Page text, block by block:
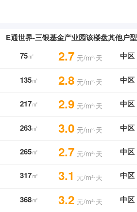
E通世界-三银基金产业园该楼盘其他户型
75㎡ 2.7 元/m²⋅天 中区
135㎡ 2.8 元/m²⋅天 中区
217㎡ 2.9 元/m²⋅天 中区
263㎡ 3.0 元/m²⋅天 中区
265㎡ 2.7 元/m²⋅天 中区
317㎡ 3.1 元/m²⋅天 中区
368㎡ 3.2 元/m²⋅天 中区